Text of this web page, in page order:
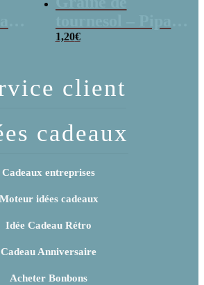
x 3
1,20€
client
cadeaux
Cadeaux entreprises
Moteur idées cadeaux
Idée Cadeau Rétro
Cadeau Anniversaire
Acheter Bonbons